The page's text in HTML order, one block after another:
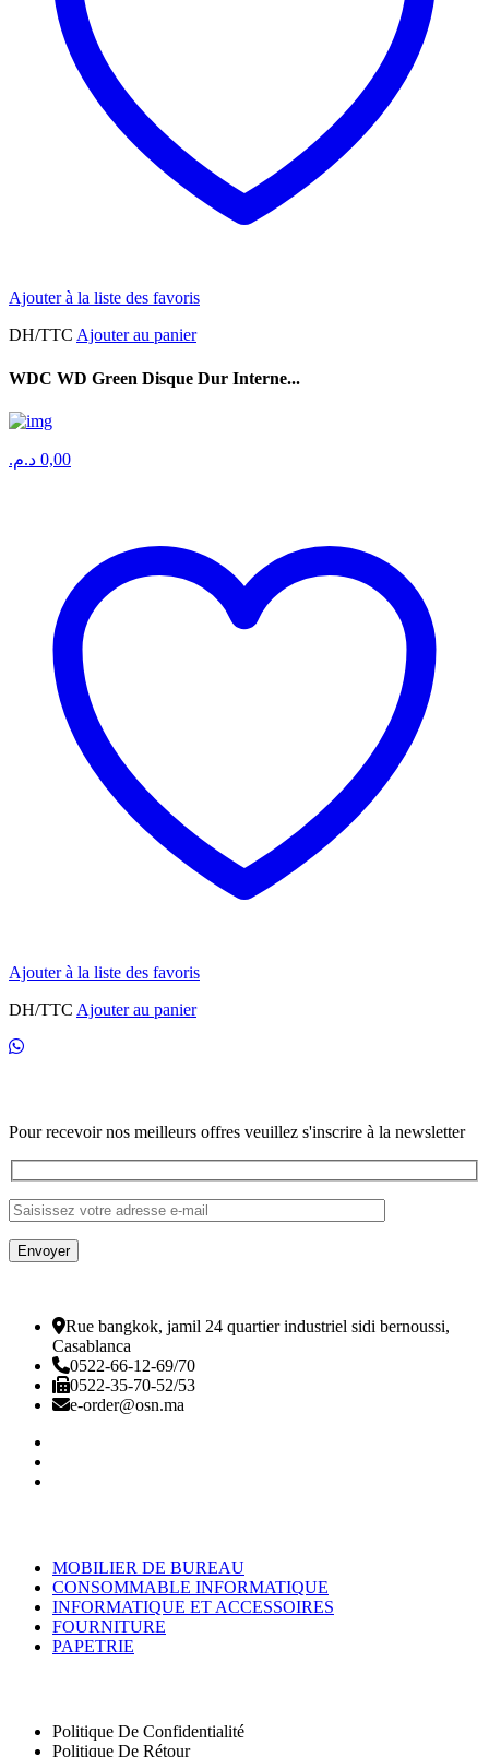
Ajouter à la liste des favoris
DH/TTC Ajouter au panier
WDC WD Green Disque Dur Interne...
0,00 د.م.
Ajouter à la liste des favoris
DH/TTC Ajouter au panier
Pour recevoir nos meilleurs offres veuillez s'inscrire à la newsletter
Rue bangkok, jamil 24 quartier industriel sidi bernoussi,
Casablanca
0522-66-12-69/70
0522-35-70-52/53
e-order@osn.ma
MOBILIER DE BUREAU
CONSOMMABLE INFORMATIQUE
INFORMATIQUE ET ACCESSOIRES
FOURNITURE
PAPETRIE
Politique De Confidentialité
Politique De Rétour